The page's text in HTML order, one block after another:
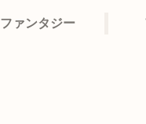
ファンタジー